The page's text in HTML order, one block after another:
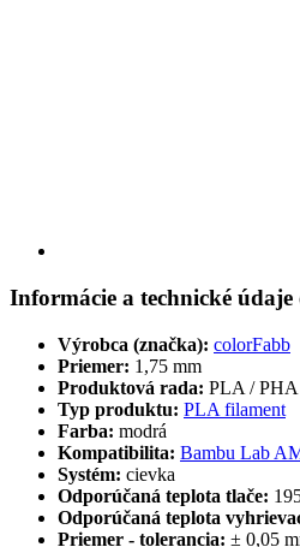
Informácie a technické
Výrobca (značka): colorFabb
Priemer: 1,75 mm
Produktová rada: PLA / PHA
Typ produktu: PLA filament
Farba: modrá
Kompatibilita: Bambu Lab
Systém: cievka
Odporúčaná teplota tlače:
Odporúčaná teplota
Priemer - tolerancia: ± 0,05